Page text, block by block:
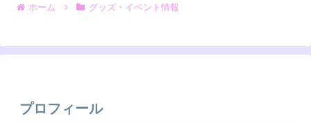
ホーム グッズ・イベント情報
プロフィール